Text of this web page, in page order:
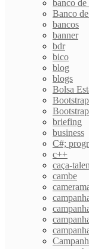
banco de
Banco
bancos
banner
bdr
bico
blog
blogs
Bolsa
Bootstrap
briefing
business
C#;
c++
caça-
cambe